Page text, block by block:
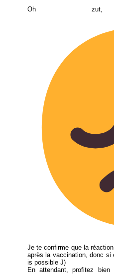
Oh zut,
Je te confirme que la
après la vaccination, donc
is possible J)
En attendant, profitez